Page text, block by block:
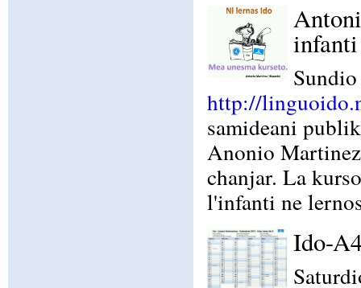
infanti
http://
samideani
Anonio
chanjar. La
l'infanti ne
Ido-